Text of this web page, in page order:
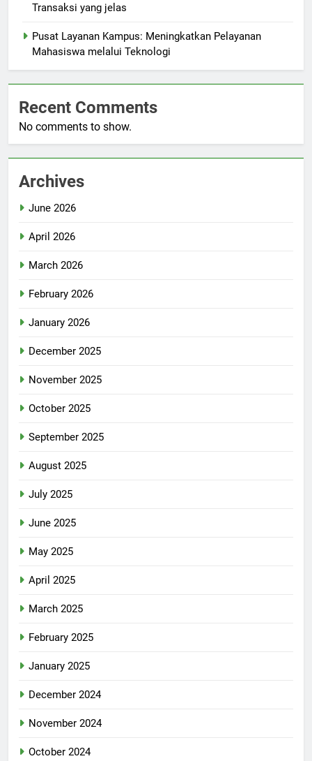
Transaksi yang jelas
Pusat Layanan Kampus: Meningkatkan Pelayanan
Mahasiswa melalui Teknologi
Recent Comments
No comments to show.
Archives
June 2026
April 2026
March 2026
February 2026
January 2026
December 2025
November 2025
October 2025
September 2025
August 2025
July 2025
June 2025
May 2025
April 2025
March 2025
February 2025
January 2025
December 2024
November 2024
October 2024